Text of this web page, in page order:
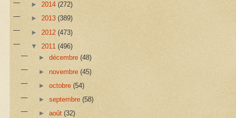
► 2014 (272)
► 2013 (389)
► 2012 (473)
▼ 2011 (496)
►décembre(48)
►novembre(45)
►octobre(54)
►septembre(58)
►août(32)